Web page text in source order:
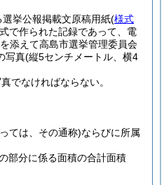
挙公報掲載文原稿用紙(様式
で作られた記録であって、電
添えて高島市選挙管理委員会
写真(縦5センチメートル、横4
でなければならない。
ては、その通称)ならびに所属
部分に係る面積の合計面積